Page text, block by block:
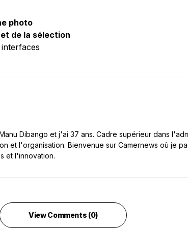
photo
de la sélection
Dibango et j'ai 37 ans. Cadre supérieur dans
et l'organisation. Bienvenue sur Camernews où je
et l'innovation.
View Comments (0)